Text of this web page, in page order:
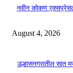
नवीन कोकण
August 4, 2026
उल्हासनगरातील सात